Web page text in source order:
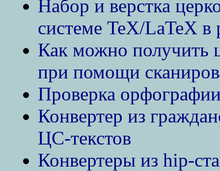
Набор и верстка
системе TeX/LaTeX в
Как можно получить
при помощи
Проверка
Конвертер из
ЦС-текстов
Конвертеры из hip-